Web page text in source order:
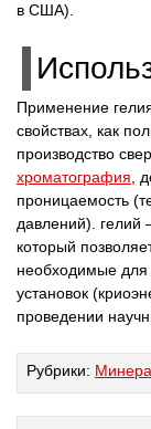
в США).
Применение
свойствах, как
производство
хроматография ,
проницаемость
давлений). гелий
который
необходимые для
установок
проведении
Рубрики: